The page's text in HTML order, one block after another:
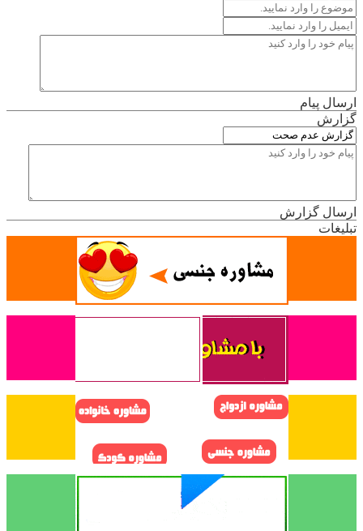
ارسال پیام
گزارش
ارسال گزارش
تبلیغات